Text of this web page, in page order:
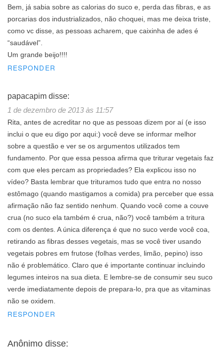
Bem, já sabia sobre as calorias do suco e, perda das fibras, e as
porcarias dos industrializados, não choquei, mas me deixa triste,
como vc disse, as pessoas acharem, que caixinha de ades é
“saudável”.
Um grande beijo!!!!
RESPONDER
papacapim disse:
1 de dezembro de 2013 às 11:57
Rita, antes de acreditar no que as pessoas dizem por aí (e isso
inclui o que eu digo por aqui:) você deve se informar melhor
sobre a questão e ver se os argumentos utilizados tem
fundamento. Por que essa pessoa afirma que triturar vegetais faz
com que eles percam as propriedades? Ela explicou isso no
vídeo? Basta lembrar que trituramos tudo que entra no nosso
estômago (quando mastigamos a comida) pra perceber que essa
afirmação não faz sentido nenhum. Quando você come a couve
crua (no suco ela também é crua, não?) você também a tritura
com os dentes. A única diferença é que no suco verde você coa,
retirando as fibras desses vegetais, mas se você tiver usando
vegetais pobres em frutose (folhas verdes, limão, pepino) isso
não é problemático. Claro que é importante continuar incluindo
legumes inteiros na sua dieta. E lembre-se de consumir seu suco
verde imediatamente depois de prepara-lo, pra que as vitaminas
não se oxidem.
RESPONDER
Anônimo disse: